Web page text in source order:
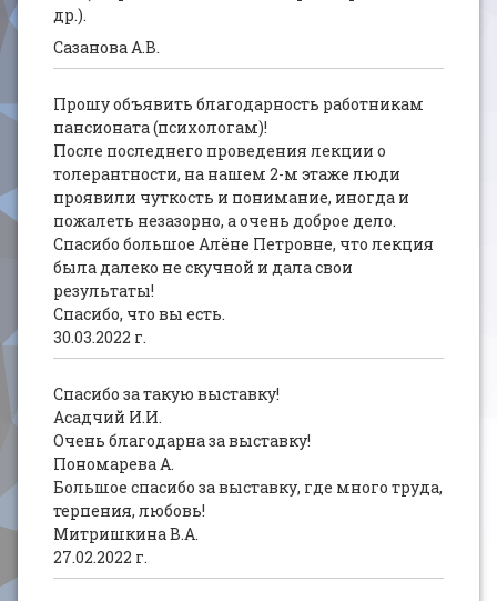
др.).
Сазанова А.В.
Прошу объявить благодарность работникам
пансионата (психологам)!
После последнего проведения лекции о
толерантности, на нашем 2-м этаже люди
проявили чуткость и понимание, иногда и
пожалеть незазорно, а очень доброе дело.
Спасибо большое Алёне Петровне, что лекция
была далеко не скучной и дала свои
результаты!
Спасибо, что вы есть.
30.03.2022 г.
Спасибо за такую выставку!
Асадчий И.И.
Очень благодарна за выставку!
Пономарева А.
Большое спасибо за выставку, где много труда,
терпения, любовь!
Митришкина В.А.
27.02.2022 г.